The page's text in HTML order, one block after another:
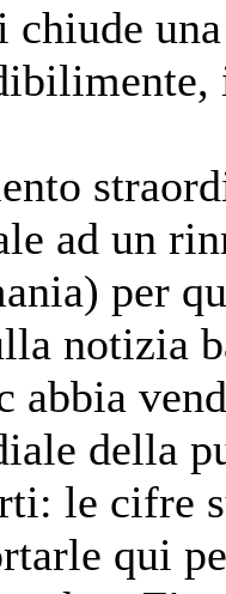
ad un
per
notizia
abbia
della
le cifre
qui